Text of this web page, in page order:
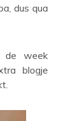
dus qua
de week
blogje